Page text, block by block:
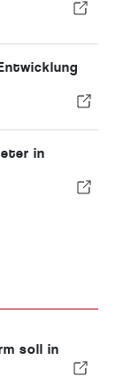
in
soll in